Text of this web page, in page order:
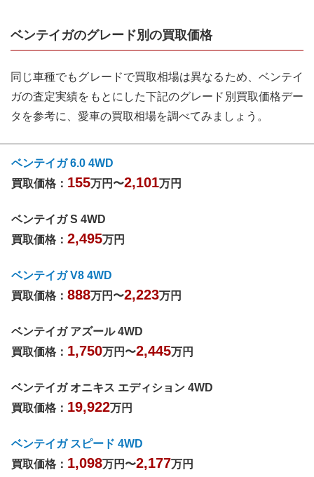
ベンテイガのグレード別の買取価格
同じ車種でもグレードで買取相場は異なるため、 ベンテイ
ガの査定実績をもとにした下記のグレード別買取価格デー
タを参考に、愛車の買取相場を調べてみましょう。
ベンテイガ 6.0 4WD
買取価格： 155万円〜2,101万円
ベンテイガ S 4WD
買取価格： 2,495万円
ベンテイガ V8 4WD
買取価格： 888万円〜2,223万円
ベンテイガ アズール 4WD
買取価格： 1,750万円〜2,445万円
ベンテイガ オニキス エディション 4WD
買取価格： 19,922万円
ベンテイガ スピード 4WD
買取価格： 1,098万円〜2,177万円